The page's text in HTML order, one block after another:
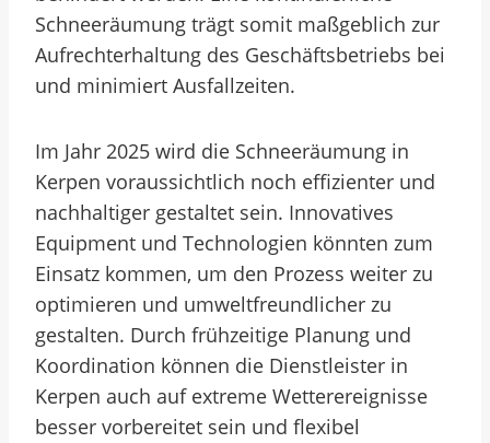
Schneeräumung trägt somit maßgeblich zur
Aufrechterhaltung des Geschäftsbetriebs bei
und minimiert Ausfallzeiten.
Im Jahr 2025 wird die Schneeräumung in
Kerpen voraussichtlich noch effizienter und
nachhaltiger gestaltet sein. Innovatives
Equipment und Technologien könnten zum
Einsatz kommen, um den Prozess weiter zu
optimieren und umweltfreundlicher zu
gestalten. Durch frühzeitige Planung und
Koordination können die Dienstleister in
Kerpen auch auf extreme Wetterereignisse
besser vorbereitet sein und flexibel